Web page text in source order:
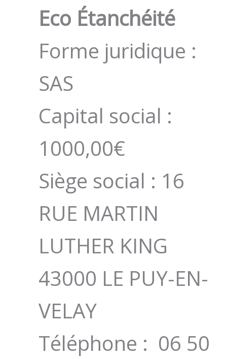
Eco Étanchéité
Forme juridique :
SAS
Capital social :
1000,00€
Siège social : 16
RUE MARTIN
LUTHER KING
43000 LE PUY-EN-
VELAY
Téléphone : 06 50